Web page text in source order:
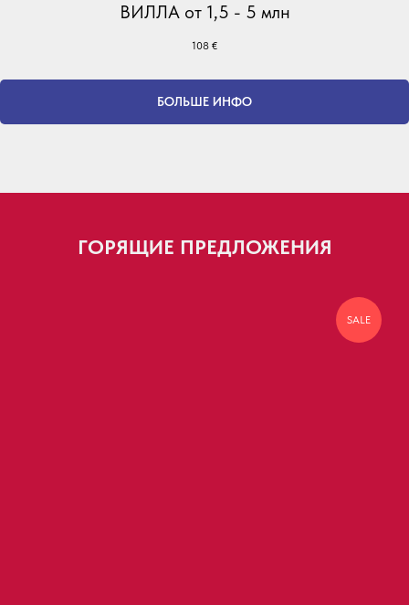
ВИЛЛА от 1,5 - 5 млн
108 €
БОЛЬШЕ ИНФО
ГОРЯЩИЕ ПРЕДЛОЖЕНИЯ
SALE